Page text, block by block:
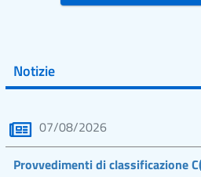
Notizie
07/08/2026
Provvedimenti di classificazione